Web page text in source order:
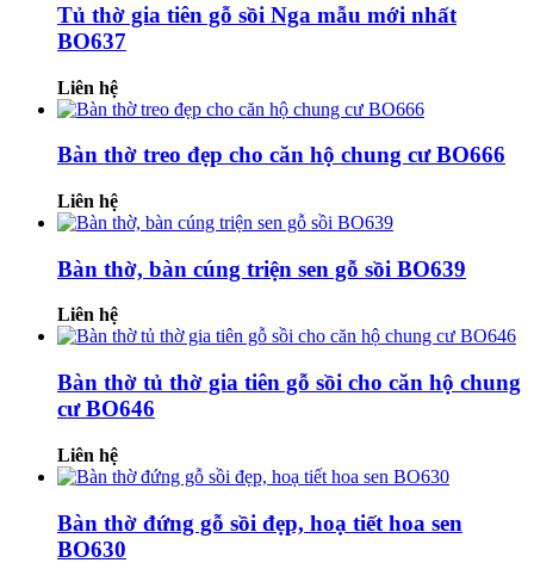
Tủ thờ gia tiên gỗ sồi Nga mẫu mới nhất
BO637
Liên hệ
Bàn thờ treo đẹp cho căn hộ chung cư BO666
Liên hệ
Bàn thờ, bàn cúng triện sen gỗ sồi BO639
Liên hệ
Bàn thờ tủ thờ gia tiên gỗ sồi cho căn hộ chung
cư BO646
Liên hệ
Bàn thờ đứng gỗ sồi đẹp, hoạ tiết hoa sen
BO630